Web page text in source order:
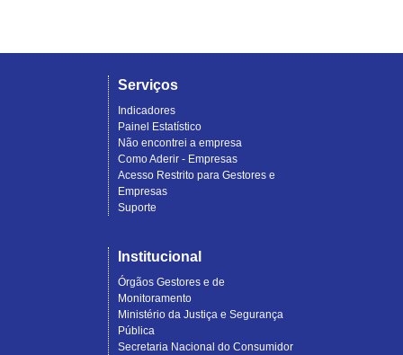
Serviços
Indicadores
Painel Estatístico
Não encontrei a empresa
Como Aderir - Empresas
Acesso Restrito para Gestores e
Empresas
Suporte
Institucional
Órgãos Gestores e de
Monitoramento
Ministério da Justiça e Segurança
Pública
Secretaria Nacional do Consumidor